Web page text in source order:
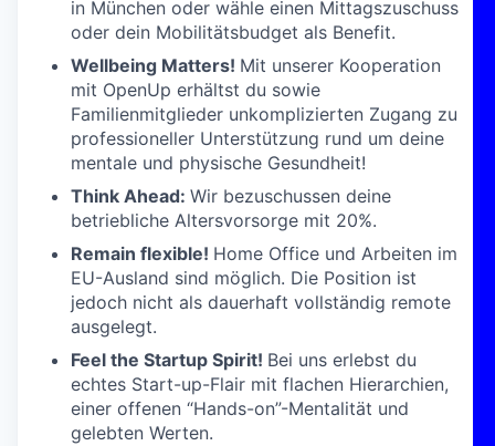
in München oder wähle einen Mittagszuschuss
oder dein Mobilitätsbudget als Benefit.
Wellbeing Matters! Mit unserer Kooperation
mit OpenUp erhältst du sowie
Familienmitglieder unkomplizierten Zugang zu
professioneller Unterstützung rund um deine
mentale und physische Gesundheit!
Think Ahead: Wir bezuschussen deine
betriebliche Altersvorsorge mit 20%.
Remain flexible! Home Office und Arbeiten im
EU-Ausland sind möglich. Die Position ist
jedoch nicht als dauerhaft vollständig remote
ausgelegt.
Feel the Startup Spirit! Bei uns erlebst du
echtes Start-up-Flair mit flachen Hierarchien,
einer offenen “Hands-on”-Mentalität und
gelebten Werten.